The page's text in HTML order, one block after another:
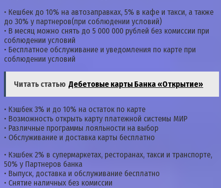
• Кешбек до 10% на автозаправках, 5% в кафе и такси, а также
до 30% у партнеров(при соблюдении условий)
• В месяц можно снять до 5 000 000 рублей без комиссии при
соблюдении условий
• Бесплатное обслуживание и уведомления по карте при
соблюдении условий
Читать статью Дебетовые карты Банка «Открытие»
• Кэшбек 3% и до 10% на остаток по карте
• Возможность открыть карту платежной системы МИР
• Различные программы лояльности на выбор
• Обслуживание и доставка карты бесплатно
• Кэшбек 2% в супермаркетах, ресторанах, такси и транспорте,
50% у Партнеров банка
• Выпуск, доставка и обслуживание бесплатно
• Снятие наличных без комиссии